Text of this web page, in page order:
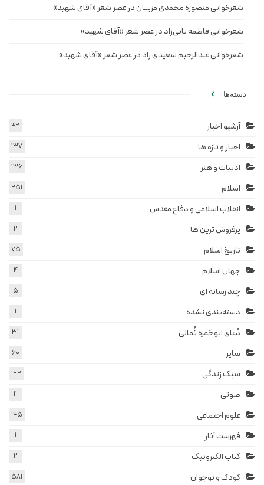
شعرخوانی منصوره محمدی مزینان در عصر شعر «آقای شهید»
شعرخوانی فاطمه نانی‌زاد در عصر شعر «آقای شهید»
شعرخوانی عبدالرحیم سعیدی راد در عصر شعر «آقای شهید»
دسته‌ها
آرشیو اخبار 42
اخبار و تازه ها 137
ادبیات و هنر 136
اسلام 251
انقلاب اسلامی و دفاع مقدس 1
پرفروش ترین ها 2
تاریخ اسلام 75
جهان اسلام 4
چند رسانه ای 5
دسته‌بندی نشده 1
دُعای ابوحَمزه ثُمالی 31
سایر 60
سبک زندگی 122
صوتی 11
علوم اجتماعی 145
فهرست آثار 1
کتاب الکترونیک 2
کودک و نوجوان 581